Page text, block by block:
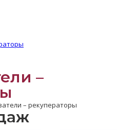
–
– рекуператоры